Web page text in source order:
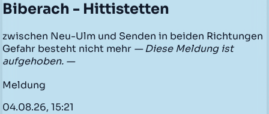
Biberach - Hittistetten
zwischen Neu-Ulm und Senden in beiden Richtungen
Gefahr besteht nicht mehr — Diese Meldung ist
aufgehoben. —
Meldung
04.08.26, 15:21